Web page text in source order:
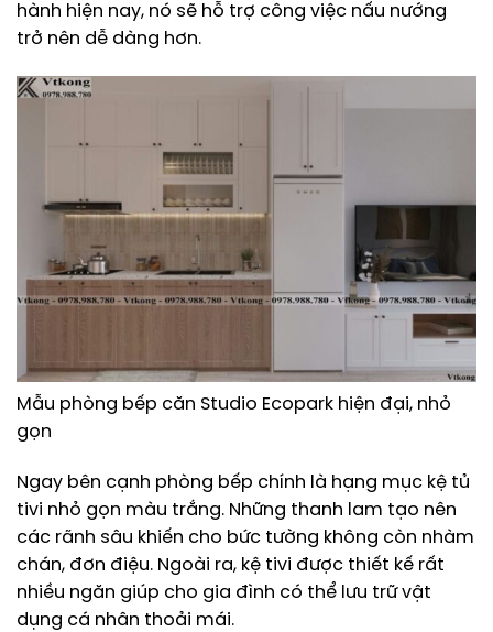
hành hiện nay, nó sẽ hỗ trợ công việc nấu nướng
trở nên dễ dàng hơn.
Mẫu phòng bếp căn Studio Ecopark hiện đại, nhỏ
gọn
Ngay bên cạnh phòng bếp chính là hạng mục kệ tủ
tivi nhỏ gọn màu trắng. Những thanh lam tạo nên
các rãnh sâu khiến cho bức tường không còn nhàm
chán, đơn điệu. Ngoài ra, kệ tivi được thiết kế rất
nhiều ngăn giúp cho gia đình có thể lưu trữ vật
dụng cá nhân thoải mái.